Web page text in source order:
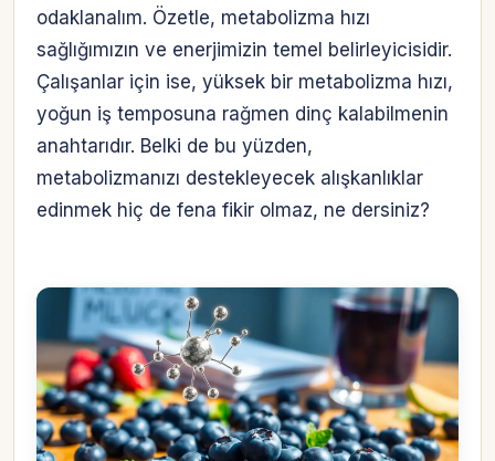
odaklanalım. Özetle, metabolizma hızı
sağlığımızın ve enerjimizin temel belirleyicisidir.
Çalışanlar için ise, yüksek bir metabolizma hızı,
yoğun iş temposuna rağmen dinç kalabilmenin
anahtarıdır. Belki de bu yüzden,
metabolizmanızı destekleyecek alışkanlıklar
edinmek hiç de fena fikir olmaz, ne dersiniz?